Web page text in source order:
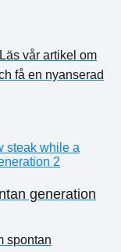
vår artikel om
få en nyanserad
generation
spontan